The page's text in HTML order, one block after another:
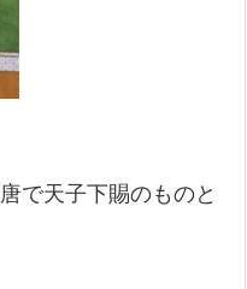
で天子下賜のものと